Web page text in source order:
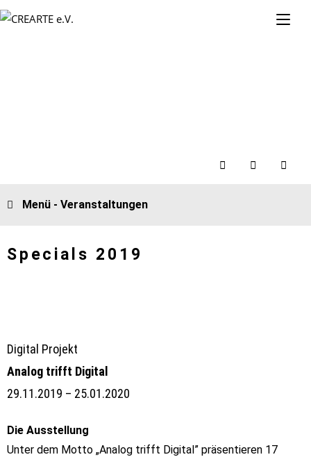
Menü - Veranstaltungen
Specials 2019
Digital Projekt
Analog trifft Digital
29.11.2019 – 25.01.2020
Die Ausstellung
Unter dem Motto „Analog trifft Digital” präsentieren 17